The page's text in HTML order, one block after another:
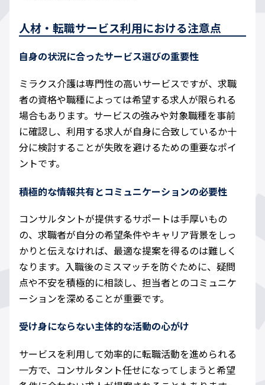
人材・転職サービス利用における注意点
自身の状況に合ったサービス選びの重要性
ミラクス介護は専門性の高いサービスですが、求職
者の資格や職種によっては希望する求人が限られる
場合もあります。サービスの強みや対象職種を事前
に確認し、利用する求人が自身に合致しているか十
分に検討することが失敗を避けるための重要なポイ
ントです。
積極的な情報共有とコミュニケーションの必要性
コンサルタントが提供するサポートは手厚いもの
の、求職者が自分の希望条件やキャリア背景をしっ
かりと伝えなければ、最適な提案を得るのは難しく
なります。入職後のミスマッチを防ぐために、疑問
点や不安を積極的に相談し、担当者とのコミュニケ
ーションを深めることが重要です。
受け身にならない主体的な活動の心がけ
サービスを利用して効率的に転職活動を進められる
一方で、コンサルタント任せになってしまうと希望